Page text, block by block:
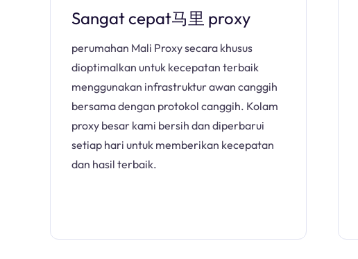
Sangat cepat马里 proxy
perumahan Mali Proxy secara khusus
dioptimalkan untuk kecepatan terbaik
menggunakan infrastruktur awan canggih
bersama dengan protokol canggih. Kolam
proxy besar kami bersih dan diperbarui
setiap hari untuk memberikan kecepatan
dan hasil terbaik.